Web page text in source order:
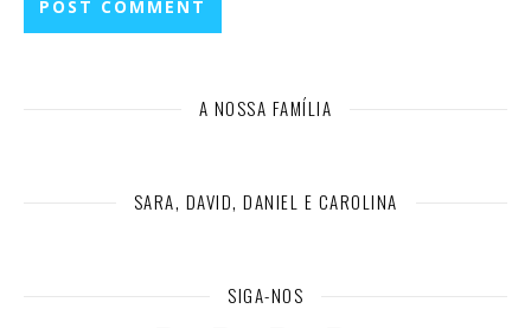
A NOSSA FAMÍLIA
SARA, DAVID, DANIEL E CAROLINA
SIGA-NOS